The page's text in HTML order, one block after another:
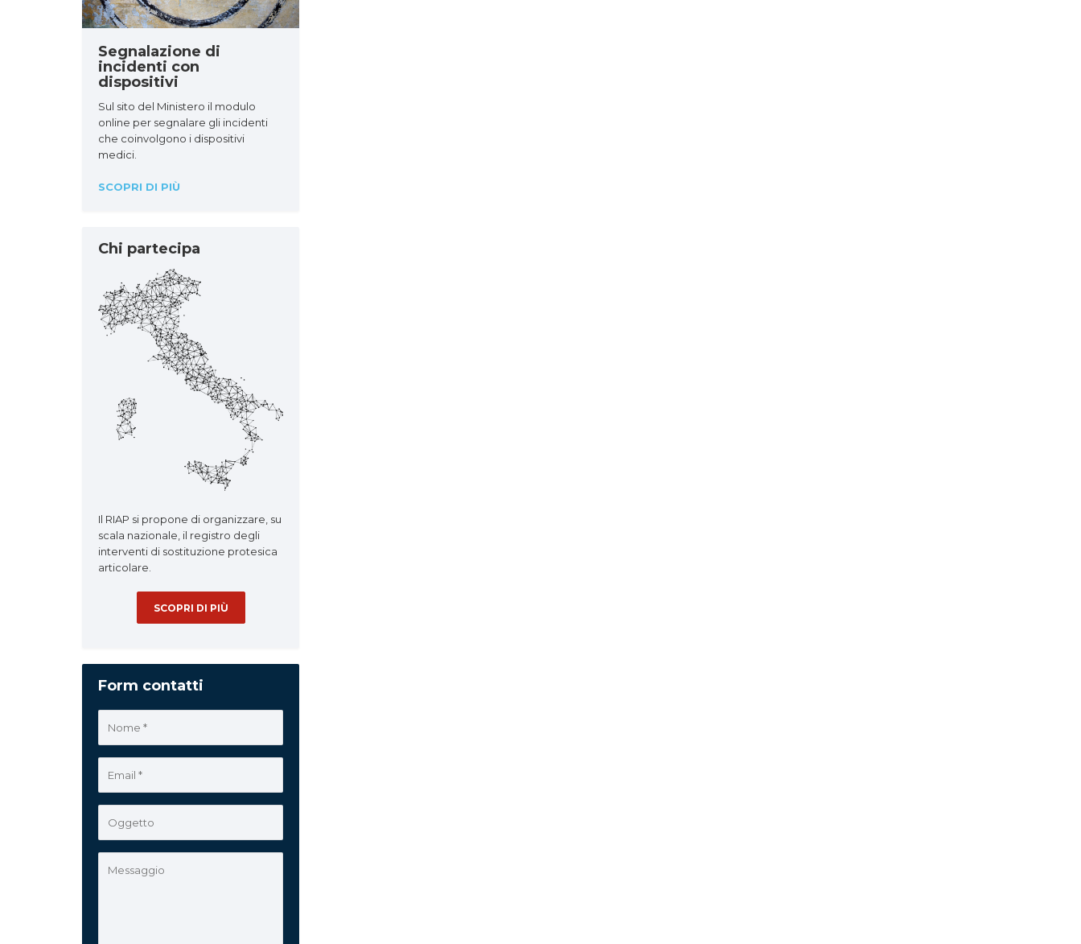
Segnalazione di
incidenti con
dispositivi
Sul sito del Ministero il modulo
online per segnalare gli incidenti
che coinvolgono i dispositivi
medici.
SCOPRI DI PIÙ
Chi partecipa
Il RIAP si propone di organizzare, su
scala nazionale, il registro degli
interventi di sostituzione protesica
articolare.
SCOPRI DI PIÙ
Form contatti